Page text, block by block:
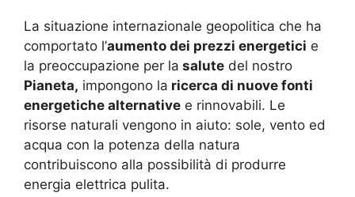
La situazione internazionale geopolitica che ha
comportato l’aumento dei prezzi energetici e
la preoccupazione per la salute del nostro
Pianeta, impongono la ricerca di nuove fonti
energetiche alternative e rinnovabili. Le
risorse naturali vengono in aiuto: sole, vento ed
acqua con la potenza della natura
contribuiscono alla possibilità di produrre
energia elettrica pulita.